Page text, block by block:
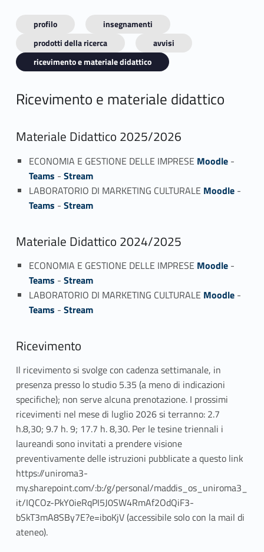
profilo
insegnamenti
prodotti della ricerca
avvisi
ricevimento e materiale didattico
Ricevimento e materiale didattico
Materiale Didattico 2025/2026
ECONOMIA E GESTIONE DELLE IMPRESE Moodle-
Teams - Stream
LABORATORIO DI MARKETING CULTURALE Moodle-
Teams - Stream
Materiale Didattico 2024/2025
ECONOMIA E GESTIONE DELLE IMPRESE Moodle-
Teams - Stream
LABORATORIO DI MARKETING CULTURALE Moodle-
Teams - Stream
Ricevimento
Il ricevimento si svolge con cadenza settimanale, in
presenza presso lo studio 5.35 (a meno di indicazioni
specifiche); non serve alcuna prenotazione. I prossimi
ricevimenti nel mese di luglio 2026 si terranno: 2.7
h.8,30; 9.7 h. 9; 17.7 h. 8,30. Per le tesine triennali i
laureandi sono invitati a prendere visione
preventivamente delle istruzioni pubblicate a questo link
https://uniroma3-
my.sharepoint.com/:b:/g/personal/maddis_os_uniroma3_
it/IQCOz-PkY0ieRqPI5J0SW4RmAf2OdQiF3-
bSkT3mA8SBy7E?e=iboKjV (accessibile solo con la mail di
ateneo).